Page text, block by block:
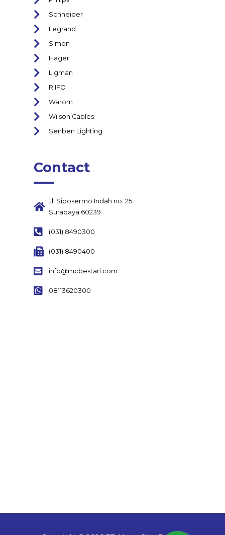
Schneider
Legrand
Simon
Hager
Ligman
RIIFO
Warom
Wilson Cables
Senben Lighting
Contact
Jl. Sidosermo Indah no. 25
Surabaya 60239
(031) 8490300
(031) 8490400
info@mcbestari.com
08113620300